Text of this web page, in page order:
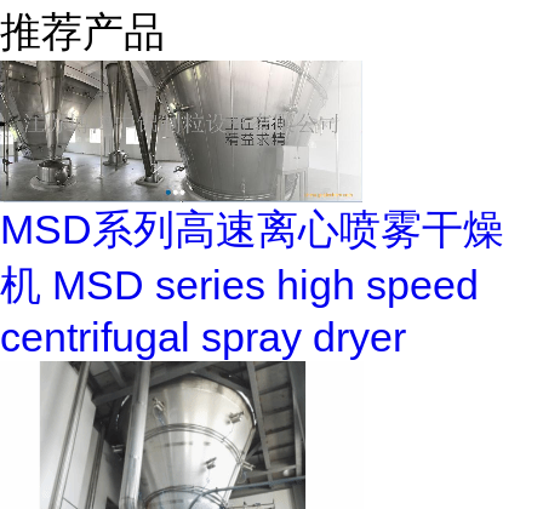
推荐产品
MSD系列高速离心喷雾干燥
机 MSD series high speed
centrifugal spray dryer